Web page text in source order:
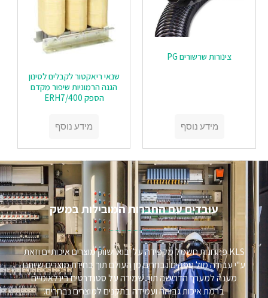
צינורות שרשורים PG
מידע נוסף
שנאי ריאקטור לקבלים לסינון
הגנה הרמוניות שיפור מקדם
הספק ERH7/400
מידע נוסף
עובדים עם החברות המובילות במשק​
KLS פתרונות חשמל מקפידה על יבוא ושווק מוצרים איכותיים וזאת
ע"י עבודה מול ספקים נבחרים מן העולם תוך בחירת מוצרים שייתנו
מענה למערך הדרישה תוך שמירה על סטנדרטים בינלאומיים
ברמת איכות גבוהה ועמידה בתקנים למוצרים נבחרים.